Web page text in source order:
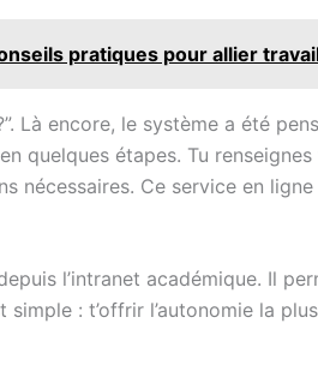
pratiques pour allier
Là encore, le système a été
quelques étapes. Tu
nécessaires. Ce service en
l’intranet académique. Il
: t’offrir l’autonomie la